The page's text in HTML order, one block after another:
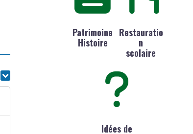
Patrimoine
Histoire
Restauratio
n
scolaire
Idées de